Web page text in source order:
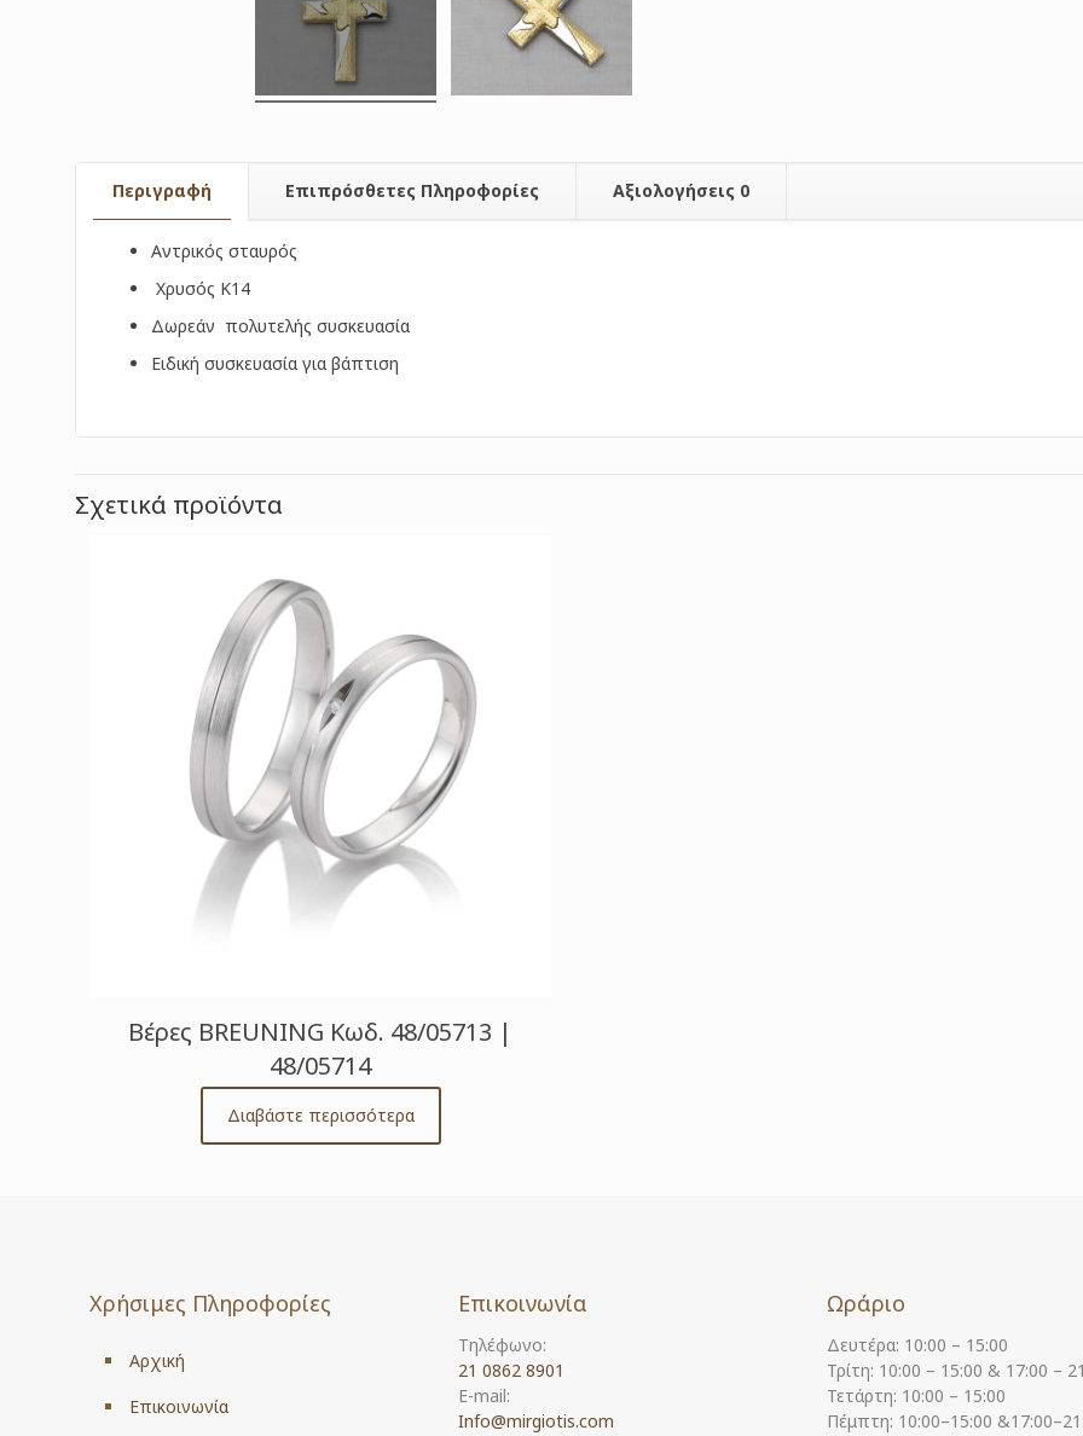
Περιγραφή Επιπρόσθετες Πληροφορίες Αξιολογήσεις 0
Αντρικός σταυρός
Χρυσός Κ14
Δωρεάν πολυτελής συσκευασία
Ειδική συσκευασία για βάπτιση
Σχετικά προϊόντα
Βέρες BREUNING Κωδ. 48/05713 |
48/05714
Διαβάστε περισσότερα
Χρήσιμες Πληροφορίες
Αρχική
Επικοινωνία
Επικοινωνία
Τηλέφωνο:
21 0862 8901
E-mail:
Info@mirgiotis.com
Ωράριο
Δευτέρα: 10:00 – 15:00
Τρίτη: 10:00 – 15:00 & 17:00 –
Τετάρτη: 10:00 – 15:00
Πέμπτη: 10:00–15:00